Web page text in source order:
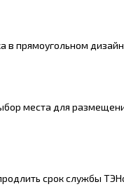
в прямоугольном
места для
срок службы